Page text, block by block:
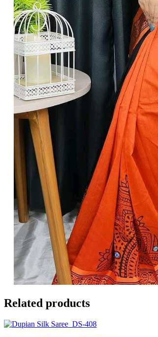
Related products